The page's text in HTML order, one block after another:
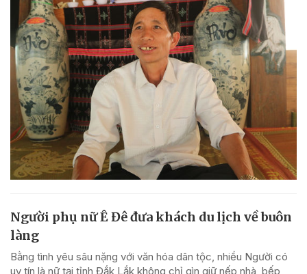
Người phụ nữ Ê Đê đưa khách du lịch về buôn
làng
Bằng tình yêu sâu nặng với văn hóa dân tộc, nhiều Người có
uy tín là nữ tại tỉnh Đắk Lắk không chỉ gìn giữ nếp nhà, bếp